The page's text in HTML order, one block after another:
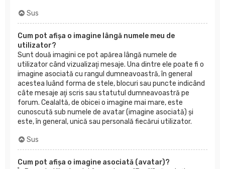
Sus
Cum pot afişa o imagine lângă numele meu de
utilizator?
Sunt două imagini ce pot apărea lângă numele de
utilizator când vizualizaţi mesaje. Una dintre ele poate fi o
imagine asociată cu rangul dumneavoastră, în general
acestea luând forma de stele, blocuri sau puncte indicând
câte mesaje aţi scris sau statutul dumneavoastră pe
forum. Cealaltă, de obicei o imagine mai mare, este
cunoscută sub numele de avatar (imagine asociată) şi
este, în general, unică sau personală fiecărui utilizator.
Sus
Cum pot afișa o imagine asociată (avatar)?